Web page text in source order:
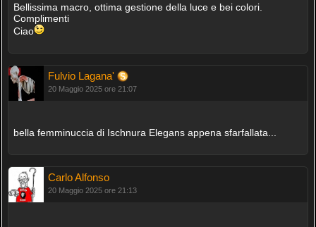
Bellissima macro, ottima gestione della luce e bei colori.
Complimenti
Ciao
Fulvio Lagana'
20 Maggio 2025 ore 21:07
bella femminuccia di Ischnura Elegans appena sfarfallata...
Carlo Alfonso
20 Maggio 2025 ore 21:13